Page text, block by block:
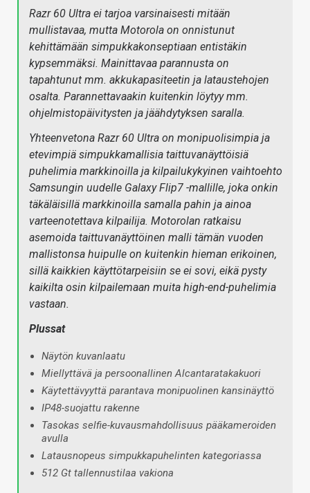
Razr 60 Ultra ei tarjoa varsinaisesti mitään
mullistavaa, mutta Motorola on onnistunut
kehittämään simpukkakonseptiaan entistäkin
kypsemmäksi. Mainittavaa parannusta on
tapahtunut mm. akkukapasiteetin ja lataustehojen
osalta. Parannettavaakin kuitenkin löytyy mm.
ohjelmistopäivitysten ja jäähdytyksen saralla.
Yhteenvetona Razr 60 Ultra on monipuolisimpia ja
etevimpiä simpukkamallisia taittuvanäyttöisiä
puhelimia markkinoilla ja kilpailukykyinen vaihtoehto
Samsungin uudelle Galaxy Flip7 -mallille, joka onkin
täkäläisillä markkinoilla samalla pahin ja ainoa
varteenotettava kilpailija. Motorolan ratkaisu
asemoida taittuvanäyttöinen malli tämän vuoden
mallistonsa huipulle on kuitenkin hieman erikoinen,
sillä kaikkien käyttötarpeisiin se ei sovi, eikä pysty
kaikilta osin kilpailemaan muita high-end-puhelimia
vastaan.
Plussat
Näytön kuvanlaatu
Miellyttävä ja persoonallinen Alcantaratakakuori
Käytettävyyttä parantava monipuolinen kansinäyttö
IP48-suojattu rakenne
Tasokas selfie-kuvausmahdollisuus pääkameroiden
avulla
Latausnopeus simpukkapuhelinten kategoriassa
512 Gt tallennustilaa vakiona